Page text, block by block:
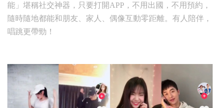
能」堪稱社交神器，只要打開APP，不用出國，不用預約，
隨時隨地都能和朋友、家人、偶像互動零距離。有人陪伴，
唱跳更帶勁！